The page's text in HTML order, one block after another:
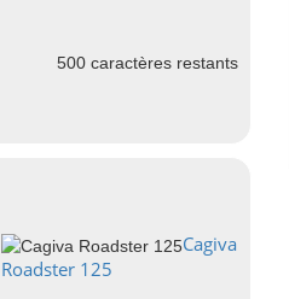
500 caractères restants
Cagiva
Roadster 125